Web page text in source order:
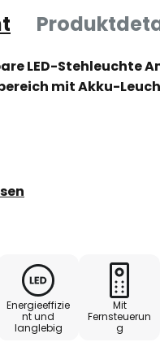
LED-Stehleuchte
mit Akku-
Metall sowie
Das LED-Leuchtmittel
aufgeladen werden
Licht für eine
kein Stromkabel und
Energieeffizie
nt und
langlebig
Mit
Fernsteuerun
g